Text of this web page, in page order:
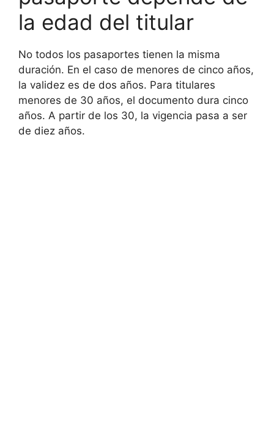
la edad del titular
No todos los pasaportes tienen la misma
duración. En el caso de menores de cinco años,
la validez es de dos años. Para titulares
menores de 30 años, el documento dura cinco
años. A partir de los 30, la vigencia pasa a ser
de diez años.